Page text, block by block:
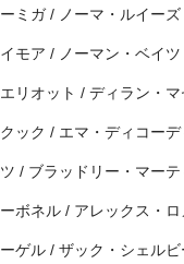
ミガ / ノーマ・ルイーズ
モア / ノーマン・ベイツ
リオット / ディラン・マ
ック / エマ・ディコーデ
/ ブラッドリー・マーテ
ボネル / アレックス・
ゲル / ザック・シェル